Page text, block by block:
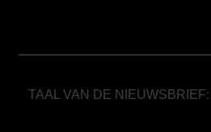
TAAL VAN DE